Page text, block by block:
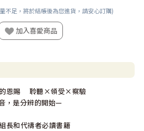
不足，將於結帳後為您進貨，請安心訂購)
加入喜愛商品
的恩賜 聆聽×領受×察驗
，是分辨的開始—
長和代禱者必讀書籍